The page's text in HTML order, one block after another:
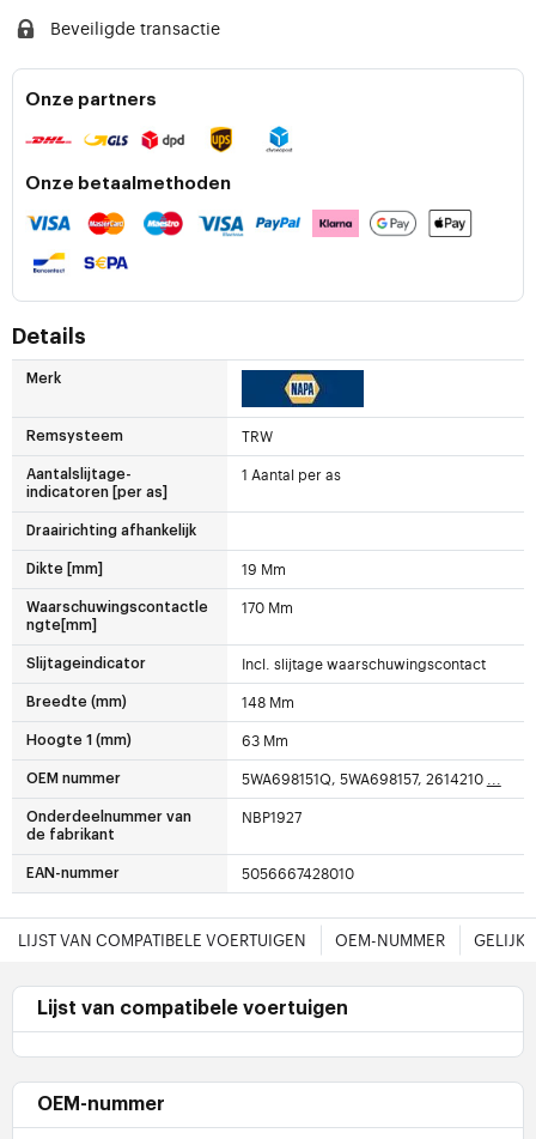
Beveiligde transactie
Onze partners
Onze betaalmethoden
Details
Merk
Remsysteem TRW
Aantalslijtage-
indicatoren [per as]
1 Aantal per as
Draairichting afhankelijk
Dikte [mm] 19 Mm
Waarschuwingscontactle
ngte[mm]
170 Mm
Slijtageindicator Incl. slijtage waarschuwingscontact
Breedte (mm) 148 Mm
Hoogte 1 (mm) 63 Mm
OEM nummer 5WA698151Q, 5WA698157, 2614210 ...
Onderdeelnummer van
de fabrikant
NBP1927
EAN-nummer 5056667428010
LIJST VAN COMPATIBELE VOERTUIGEN OEM-NUMMER
Lijst van compatibele voertuigen
OEM-nummer